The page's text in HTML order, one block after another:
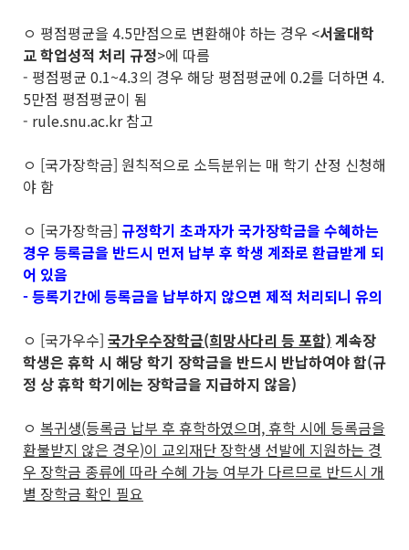
ㅇ 평점평균을 4.5만점으로 변환해야 하는 경우 <서울대학
교 학업성적 처리 규정>에 따름
- 평점평균 0.1~4.3의 경우 해당 평점평균에 0.2를 더하면 4.
5만점 평점평균이 됨
- rule.snu.ac.kr 참고
ㅇ [국가장학금] 원칙적으로 소득분위는 매 학기 산정 신청해
야 함
ㅇ [국가장학금] 규정학기 초과자가 국가장학금을 수혜하는
경우 등록금을 반드시 먼저 납부 후 학생 계좌로 환급받게 되
어 있음
- 등록기간에 등록금을 납부하지 않으면 제적 처리되니 유의
ㅇ [국가우수] 국가우수장학금(희망사다리 등 포함) 계속장
학생은 휴학 시 해당 학기 장학금을 반드시 반납하여야 함(규
정 상 휴학 학기에는 장학금을 지급하지 않음)
ㅇ 복귀생(등록금 납부 후 휴학하였으며, 휴학 시에 등록금을
환불받지 않은 경우)이 교외재단 장학생 선발에 지원하는 경
우 장학금 종류에 따라 수혜 가능 여부가 다르므로 반드시 개
별 장학금 확인 필요